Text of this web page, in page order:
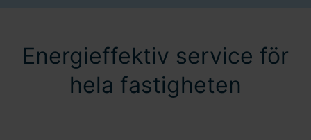
Energieffektiv service för
hela fastigheten